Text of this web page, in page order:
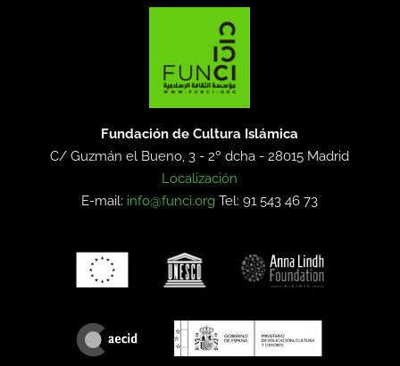
Fundación de Cultura Islámica
C/ Guzmán el Bueno, 3 - 2º dcha -28015 Madrid
Localización
E-mail: info@funci.org Tel: 91 543 46 73